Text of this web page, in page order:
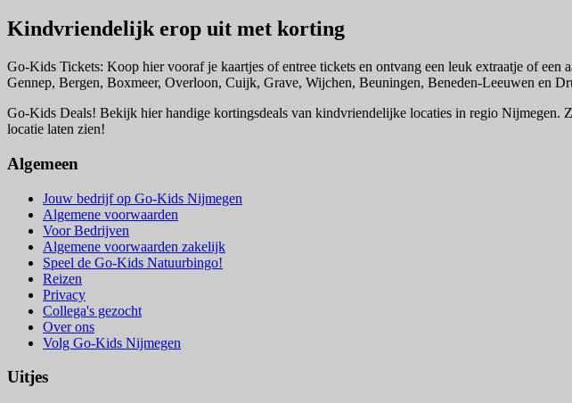
Kindvriendelijk erop uit met korting
Go-Kids Tickets: Koop hier vooraf je kaartjes of entree tickets en ontvang een leuk extraatje of
Gennep, Bergen, Boxmeer, Overloon, Cuijk, Grave, Wijchen, Beuningen, Beneden-Leeuwen en
Go-Kids Deals! Bekijk hier handige kortingsdeals van kindvriendelijke locaties in regio Nijmegen.
locatie laten zien!
Algemeen
Jouw bedrijf op Go-Kids Nijmegen
Algemene voorwaarden
Voor Bedrijven
Algemene voorwaarden zakelijk
Speel de Go-Kids Natuurbingo!
Reizen
Privacy
Collega's gezocht
Over ons
Volg Go-Kids Nijmegen
Uitjes